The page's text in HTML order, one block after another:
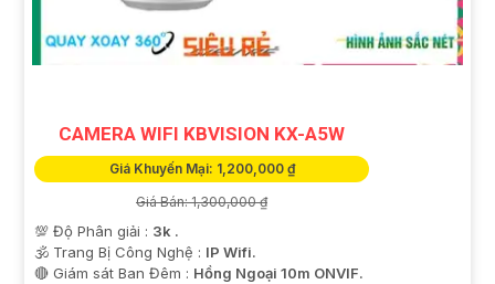
CAMERA WIFI KBVISION KX-A5W
Giá Khuyến Mại: 1,200,000 ₫
Giá Bán: 1,300,000 ₫
💯 Độ Phân giải : 3k .
🕉️ Trang Bị Công Nghệ : IP Wifi.
🔴 Giám sát Ban Đêm : Hồng Ngoại 10m ONVIF.